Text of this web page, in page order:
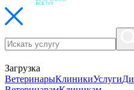
Загрузка
ВетеринарыКлиникиУслуги